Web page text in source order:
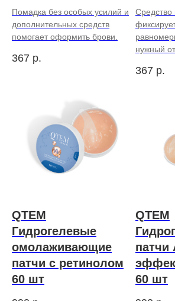
Помадка без особых усилий и
дополнительных средств
помогает оформить брови.
367 р.
Средство
нужный
367 р.
QTEM
Гидрогелевые
омолаживающие
патчи с ретинолом
60 шт
QTEM
патчи
60 шт